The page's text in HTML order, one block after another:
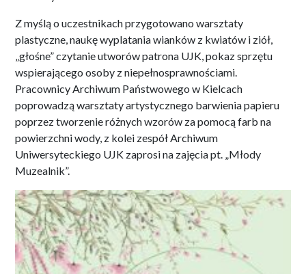
Z myślą o uczestnikach przygotowano warsztaty
plastyczne, naukę wyplatania wianków z kwiatów i ziół,
„głośne” czytanie utworów patrona UJK, pokaz sprzętu
wspierającego osoby z niepełnosprawnościami.
Pracownicy Archiwum Państwowego w Kielcach
poprowadzą warsztaty artystycznego barwienia papieru
poprzez tworzenie różnych wzorów za pomocą farb na
powierzchni wody, z kolei zespół Archiwum
Uniwersyteckiego UJK zaprosi na zajęcia pt. „Młody
Muzealnik”.